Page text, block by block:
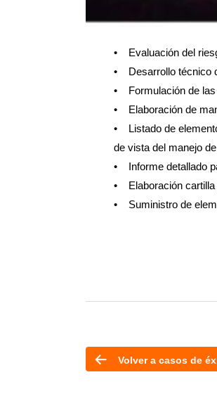
• Evaluación del
• Desarrollo técnico
• Formulación de las
• Elaboración de
• Listado de
de vista del manejo
• Informe detallado
• Elaboración cartilla
• Suministro de
Volver a casos de